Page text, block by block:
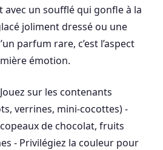
avec un soufflé qui gonfle à la
joliment dressé ou une
parfum rare, c’est l’aspect
émotion.
sur les contenants
verrines, mini-cocottes) -
de chocolat, fruits
- Privilégiez la couleur pour